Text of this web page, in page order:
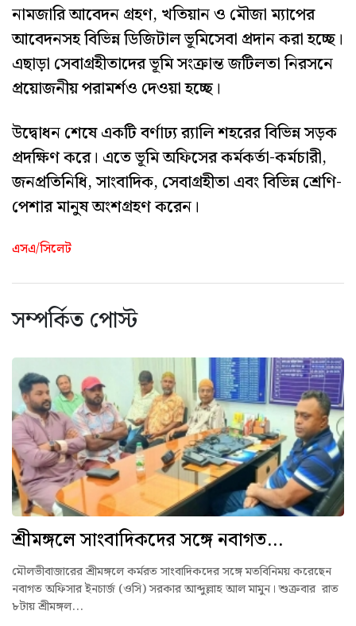
নামজারি আবেদন গ্রহণ, খতিয়ান ও মৌজা ম্যাপের
আবেদনসহ বিভিন্ন ডিজিটাল ভূমিসেবা প্রদান করা হচ্ছে।
এছাড়া সেবাগ্রহীতাদের ভূমি সংক্রান্ত জটিলতা নিরসনে
প্রয়োজনীয় পরামর্শও দেওয়া হচ্ছে।
উদ্বোধন শেষে একটি বর্ণাঢ্য র‍্যালি শহরের বিভিন্ন সড়ক
প্রদক্ষিণ করে। এতে ভূমি অফিসের কর্মকর্তা-কর্মচারী,
জনপ্রতিনিধি, সাংবাদিক, সেবাগ্রহীতা এবং বিভিন্ন শ্রেণি-
পেশার মানুষ অংশগ্রহণ করেন।
এসএ/সিলেট
সম্পর্কিত পোস্ট
শ্রীমঙ্গলে সাংবাদিকদের সঙ্গে নবাগত...
মৌলভীবাজারের শ্রীমঙ্গলে কর্মরত সাংবাদিকদের সঙ্গে মতবিনিময় করেছেন
নবাগত অফিসার ইনচার্জ (ওসি) সরকার আব্দুল্লাহ আল মামুন। শুক্রবার রাত
৮টায় শ্রীমঙ্গল...